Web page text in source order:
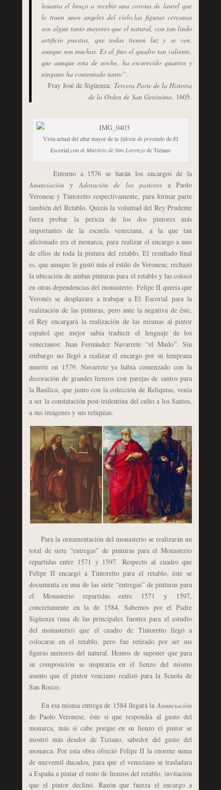
leuanta el braço a recebir una corona de laurel que
le traen unos angeles del cielo,las figuras cercanas
son algun tanto mayores que el natural, con tan lindo
artificio puestas, que todas tienen luz y se ven,
aunque son muchas. Es al fino el quadro tan valiente,
que aunque esta de noche, ha escurecido quantos y
ninguno ha contentado tanto”.
Fray José de Sigüenza: Tercera Parte de la Historia
de la Orden de San Gerónimo, 1605.
Vista actual del altar mayor de la Iglesia de prestadode El
Escorial con el Martirio de San Lorenzode Tiziano
Entorno a 1576 se harán los encargos de la
Anunciacióny Adoración de los pastores a Paolo
Veronese y Tintoretto respectivamente, para formar parte
también del Retablo. Quizás la voluntad del Rey Prudente
fuera probar la pericia de los dos pintores más
importantes de la escuela veneciana, a la que tan
aficionado era el monarca, para realizar el encargo a uno
de ellos de toda la pintura del retablo. El resultado final
es, que aunque le gustó más el estilo de Veronese, rechazó
la ubicación de ambas pinturas para el retablo y las colocó
en otras dependencias del monasterio. Felipe II quería que
Veronés se desplazara a trabajar a El Escorial para la
realización de las pinturas, pero ante la negativa de éste,
el Rey encargará la realización de las mismas al pintor
español que mejor sabía traducir el lenguaje de los
venecianos: Juan Fernández Navarrete “el Mudo”. Sin
embargo no llegó a realizar el encargo por su temprana
muerte en 1579. Navarrete ya había comenzado con la
decoración de grandes lienzos con parejas de santos para
la Basílica, que junto con la colección de Reliquias, venía
a ser la constatación post-tridentina del culto a los Santos,
a sus imágenes y sus reliquias.
Para la ornamentación del monasterio se realizarán un
total de siete “entregas” de pinturas para el Monasterio
repartidas entre 1571 y 1597. Respecto al cuadro que
Felipe II encargó a Tintoretto para el retablo, éste se
documenta en una de las siete “entregas” de pinturas para
el Monasterio repartidas entre 1571 y 1597,
concretamente en la de 1584. Sabemos por el Padre
Sigüenza (una de las principales fuentes para el estudio
del monasterio) que el cuadro de Tintoretto llegó a
colocarse en el retablo, pero fue retirado por ser sus
figuras menores del natural. Hemos de suponer que para
su composición se inspiraría en el lienzo del mismo
asunto que el pintor venciano realizó para la Scuola de
San Rocco.
En esa misma entrega de 1584 llegará laAnunciación
de Paolo Veronese, éste si que respondía al gusto del
monarca, más si cabe porque en su lienzo el pintor se
mostró más deudor de Tiziano, sabedor del gusto del
monarca. Por esta obra ofreció Felipe II la enorme suma
de nuevemil ducados, para que el veneciano se trasladara
a España a pintar el resto de lienzos del retablo, invitación
que el pintor declinó. Razón que fuerza el encargo a